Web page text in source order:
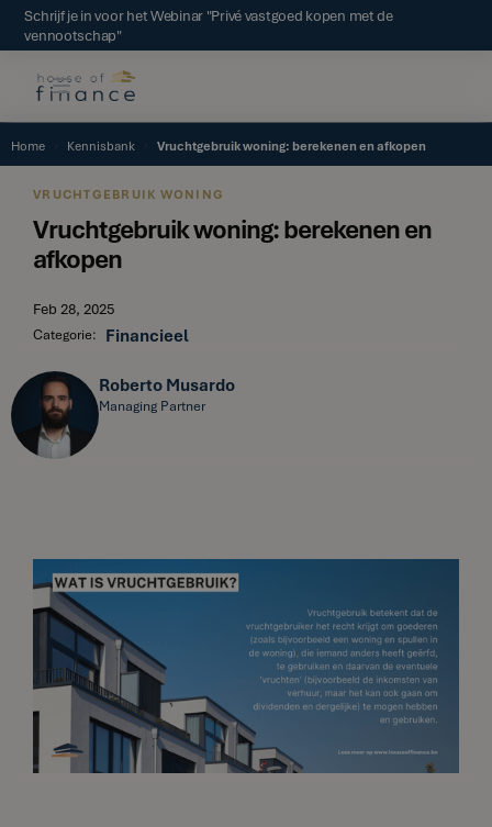
Schrijf je in voor het Webinar "Privé vastgoed kopen met de
vennootschap"
Home Kennisbank Vruchtgebruik woning: berekenen en afkopen
VRUCHTGEBRUIK WONING
Vruchtgebruik woning: berekenen en
afkopen
Feb 28, 2025
Categorie: Financieel
Roberto Musardo
Managing Partner